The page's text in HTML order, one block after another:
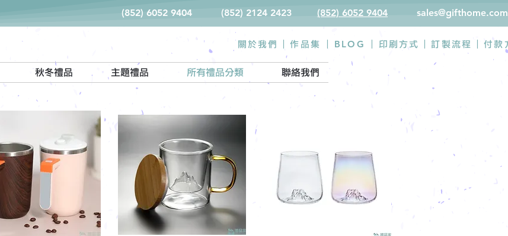
(852) 6052 9404 (852) 2124 2423 (852) 6052 9404
關於我們 | 作品集 BLOG 印刷方式 |訂製流程 付款
秋冬禮品 主題禮品 所有禮品分類 聯絡我們